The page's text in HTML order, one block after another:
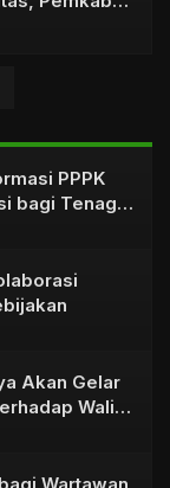
Data
PPPK
bagi Tenaga
Akan Gelar
Wali